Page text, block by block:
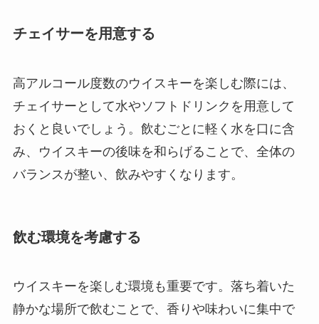
チェイサーを用意する
高アルコール度数のウイスキーを楽しむ際には、
チェイサーとして水やソフトドリンクを用意して
おくと良いでしょう。飲むごとに軽く水を口に含
み、ウイスキーの後味を和らげることで、全体の
バランスが整い、飲みやすくなります。
飲む環境を考慮する
ウイスキーを楽しむ環境も重要です。落ち着いた
静かな場所で飲むことで、香りや味わいに集中で